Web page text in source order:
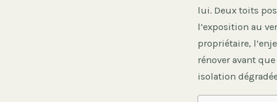
lui. Deux toits
l’exposition au
propriétaire,
rénover avant
isolation